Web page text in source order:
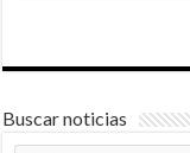
Buscar noticias